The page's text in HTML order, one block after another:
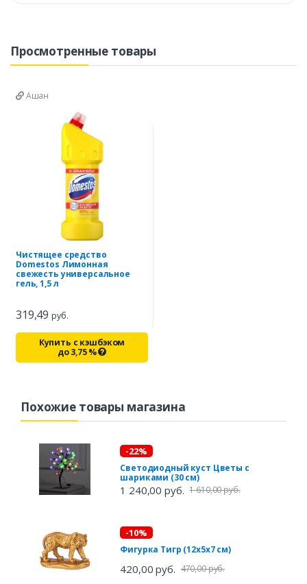
Просмотренные товары
Ашан
Чистящее средство
Domestos Лимонная
свежесть универсальное
гель, 1,5 л
319,49 руб.
Купить с кэшбэком
до3,75%
Похожие товары магазина
-22%
Светодиодный куст Цветы с
шариками (30 см)
1 240,00 руб. 1 610,00 руб.
-10%
Фигурка Тигр (12х5х7 см)
420,00 руб. 470,00 руб.